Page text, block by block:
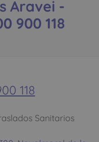
Aravei -
900 118
118
Sanitarios